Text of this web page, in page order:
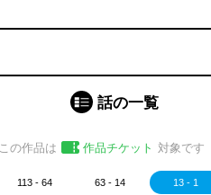
話の一覧
この作品は 作品チケット 対象です
113 - 64 63 - 14 13 - 1